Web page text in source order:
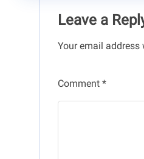
Leave a
Your email
Comment*